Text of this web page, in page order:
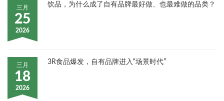
三月
25
2026
饮品，为什么成了自有品牌最好做、也最难做的品类？
三月
18
2026
3R食品爆发，自有品牌进入“场景时代”